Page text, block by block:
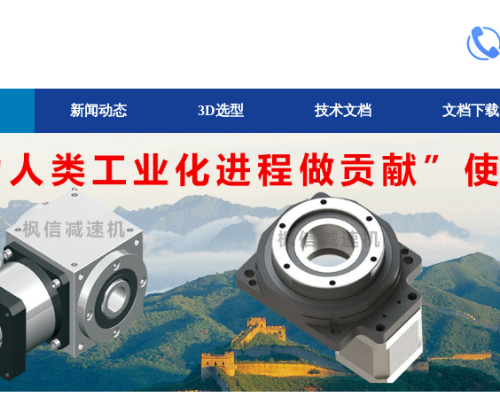
新闻动态 3D选型 技术文档 文档下载